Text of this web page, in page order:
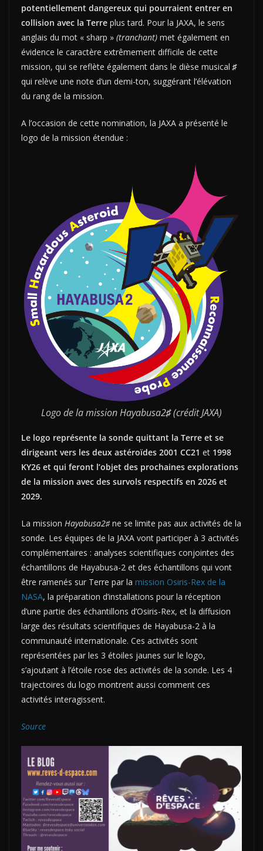
potentiellement dangereux qui pourraient entrer en
collision avec la Terre plus tard. Pour la JAXA, le sens
anglais du mot « sharp » (tranchant) met également en
évidence le caractère extrêmement difficile de cette
mission, qui se reflète également dans le dièse musical♯
qui relève une note d’un demi-ton, suggérant l’élévation
du rang de la mission.
A l’occasion de cette nomination, la JAXA a présenté le
logo de la mission étendue :
Logo de la mission Hayabusa2♯(crédit JAXA)
Le logo représente la sonde quittant la Terre et se
dirigeant vers les deux astéroïdes 2001 CC21 et 1998
KY26 et qui feront l’objet des prochaines explorations
de la mission avec des survols respectifs en 2026 et
2029.
La mission Hayabusa2♯ne se limite pas aux activités de la
sonde. Les équipes de la JAXA vont participer à 3 activités
complémentaires : analyses scientifiques conjointes des
échantillons de Hayabusa-2 et des échantillons qui vont
être ramenés sur Terre par la mission Osiris-Rex de la
NASA, la préparation d’installations pour la réception
d’une partie des échantillons d’Osiris-Rex, et la diffusion
large des résultats scientifiques de Hayabusa-2 à la
communauté internationale. Ces activités sont
représentées par les 3 étoiles jaunes sur le logo,
s’ajoutant à l’étoile rose des activités de la sonde. Les 4
trajectoires du logo montrent aussi comment ces
activités interagissent.
Source